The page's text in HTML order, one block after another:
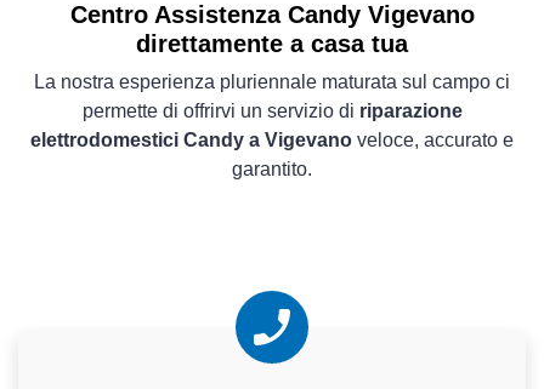
Centro Assistenza Candy Vigevano
direttamente a casa tua
La nostra esperienza pluriennale maturata sul campo ci
permette di offrirvi un servizio di riparazione
elettrodomestici Candy a Vigevano veloce, accurato e
garantito.